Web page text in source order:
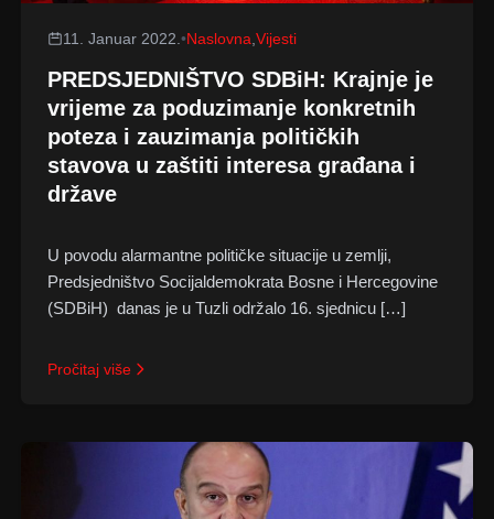
11. Januar 2022. •Naslovna Vijesti
PREDSJEDNIŠTVO SDBiH: Krajnje je
vrijeme za poduzimanje konkretnih
poteza i zauzimanja političkih
stavova u zaštiti interesa građana i
države
U povodu alarmantne političke situacije u zemlji,
Predsjedništvo Socijaldemokrata Bosne i Hercegovine
(SDBiH) danas je u Tuzli održalo 16. sjednicu […]
Pročitaj više